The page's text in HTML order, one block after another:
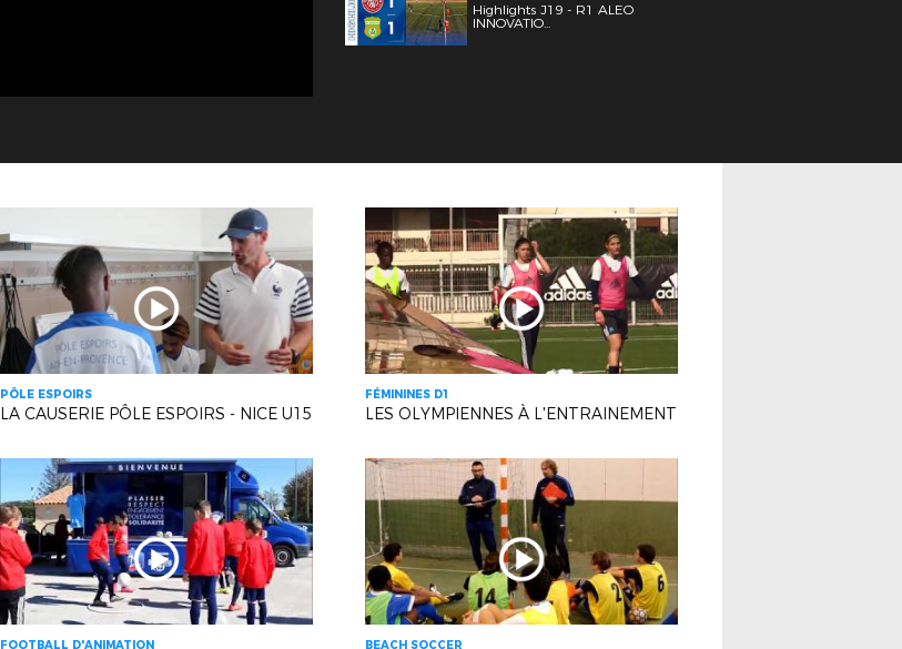
Highlights J19 - R1 ALEO
INNOVATIO...
PÔLE ESPOIRS
LA CAUSERIE PÔLE ESPOIRS - NICE U15
FÉMININES D1
LES OLYMPIENNES À L'ENTRAINEMENT
FOOTBALL D'ANIMATION BEACH SOCCER